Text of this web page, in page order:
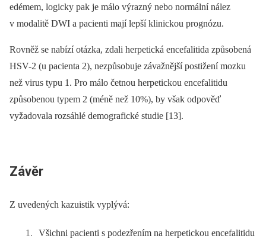
edémem, logicky pak je málo výrazný nebo normální nález
v modalitě DWI a pacienti mají lepší klinickou prognózu.
Rovněž se nabízí otázka, zdali herpetická encefalitida způsobená
HSV-2 (u pacienta 2), nezpůsobuje závažnější postižení mozku
než virus typu 1. Pro málo četnou herpetickou encefalitidu
způsobenou typem 2 (méně než 10%), by však odpověď
vyžadovala rozsáhlé demografické studie [13].
Závěr
Z uvedených kazuistik vyplývá:
Všichni pacienti s podezřením na herpetickou encefalitidu